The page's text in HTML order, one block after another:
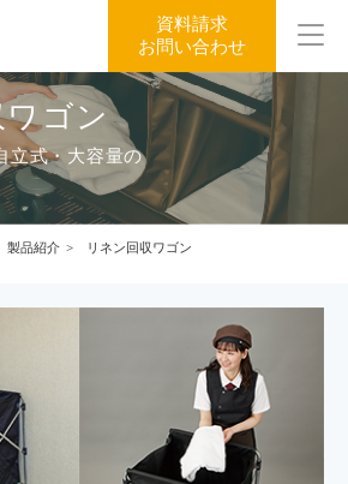
資料請求
お問い合わせ
ワゴン
立式・大容量の
製品紹介 リネン回収ワゴン